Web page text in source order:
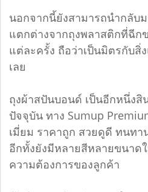
นอกจากนี้ยังสามารถนำกลับ
แตกต่างจากถุงพลาสติกที่ฉีก
แต่ละครั้ง ถือว่าเป็นมิตรกับสิ่
เลย
ถุงผ้าสปันบอนด์ เป็นอีกหนึ่ง
ปัจจุบัน ทาง Sumup
เมี่ยม ราคาถูก สวยดูดี ทนท
อีกทั้งยังมีหลายสีหลายขนาด
ความต้องการของลูกค้า